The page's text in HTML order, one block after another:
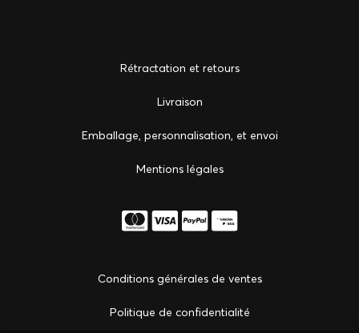
Rétractation et retours
Livraison
Emballage, personnalisation, et envoi
Mentions légales
Conditions générales de ventes
Politique de confidentialité